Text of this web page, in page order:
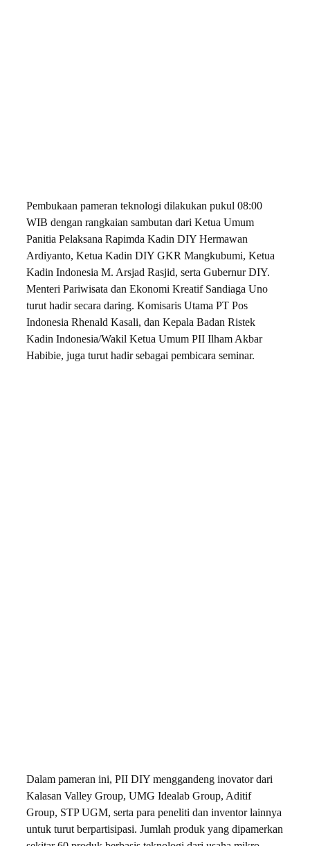
Pembukaan pameran teknologi dilakukan pukul 08:00
WIB dengan rangkaian sambutan dari Ketua Umum
Panitia Pelaksana Rapimda Kadin DIY Hermawan
Ardiyanto, Ketua Kadin DIY GKR Mangkubumi, Ketua
Kadin Indonesia M. Arsjad Rasjid, serta Gubernur DIY.
Menteri Pariwisata dan Ekonomi Kreatif Sandiaga Uno
turut hadir secara daring. Komisaris Utama PT Pos
Indonesia Rhenald Kasali, dan Kepala Badan Ristek
Kadin Indonesia/Wakil Ketua Umum PII Ilham Akbar
Habibie, juga turut hadir sebagai pembicara seminar.
Dalam pameran ini, PII DIY menggandeng inovator dari
Kalasan Valley Group, UMG Idealab Group, Aditif
Group, STP UGM, serta para peneliti dan inventor lainnya
untuk turut berpartisipasi. Jumlah produk yang dipamerkan